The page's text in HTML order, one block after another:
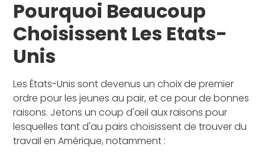
Pourquoi Beaucoup
Choisissent Les Etats-
Unis
Les États-Unis sont devenus un choix de premier
ordre pour les jeunes au pair, et ce pour de bonnes
raisons. Jetons un coup d'œil aux raisons pour
lesquelles tant d'au pairs choisissent de trouver du
travail en Amérique, notamment :